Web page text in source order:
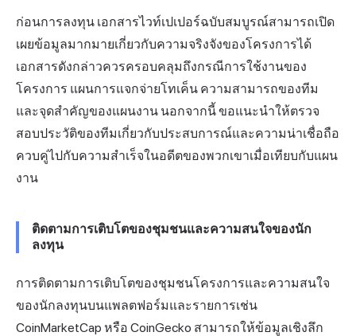
ก่อนการลงทุน เอกสารไวท์เปเปอร์ฉบับสมบูรณ์สามารถเปิด
เผยข้อมูลมากมายเกี่ยวกับความจริงจังของโครงการได้
เอกสารดังกล่าวควรครอบคลุมถึงกรณีการใช้งานของ
โครงการ แผนการแจกจ่ายโทเค็น ความสามารถของทีม
และจุดสำคัญของแผนงาน นอกจากนี้ ขอแนะนำให้ตรวจ
สอบประวัติของทีมเกี่ยวกับประสบการณ์และความน่าเชื่อถือ
ควบคู่ไปกับความสำเร็จในอดีตของพวกเขาเมื่อเทียบกับแผน
งาน
ติดตามการเติบโตของชุมชนและความสนใจของนัก
ลงทุน
การติดตามการเติบโตของชุมชนโครงการและความสนใจ
ของนักลงทุนบนแพลตฟอร์มและรายการเช่น
CoinMarketCap หรือ CoinGecko สามารถให้ข้อมูลเชิงลึก